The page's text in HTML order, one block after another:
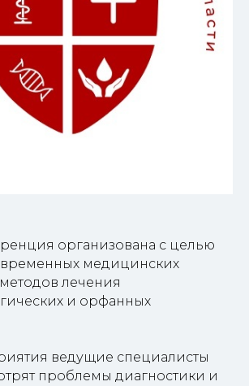
организована с целью
медицинских
лечения
и орфанных
ведущие специалисты
проблемы диагностики и